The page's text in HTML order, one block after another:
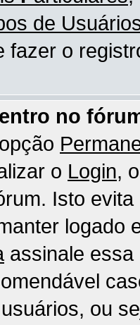
de
fazer o
no
o Login,
Isto
assinale essa
ou